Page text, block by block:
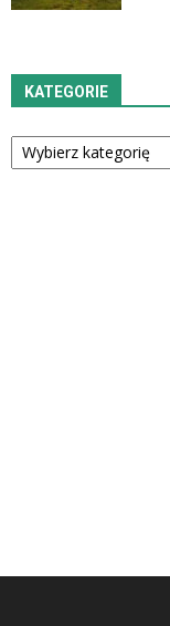
KATEGORIE
Kategorie